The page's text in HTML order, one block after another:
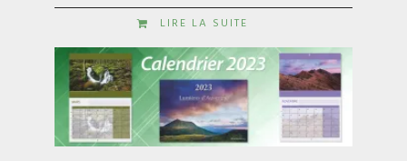
LIRE LA SUITE